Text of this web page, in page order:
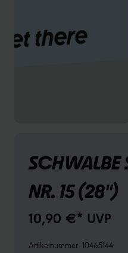
SCHWALBE
NR. 15 (28")
10,90 €* UVP
Artikelnummer: 10465144